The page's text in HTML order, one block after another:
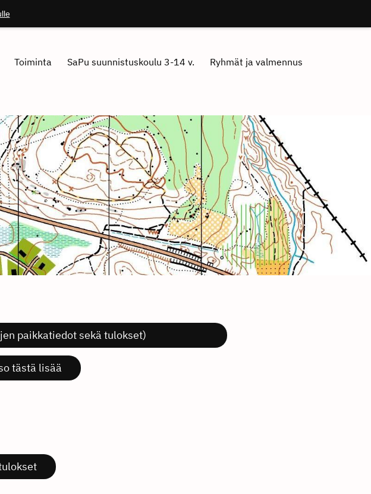
Toiminta SaPu suunnistuskoulu 3-14 v.
Ryhmät ja valmennus
paikkatiedot sekä tulokset)
tästä lisää